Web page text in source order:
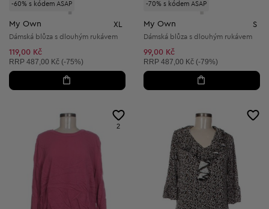
-60% s kódem ASAP
My Own XL
Dámská blůza s dlouhým rukávem
119,00 Kč
Doporučená cena:
RRP 487,00 Kč (-75%)
-70% s kódem ASAP
My Own S
Dámská blůza s dlouhým rukávem
99,00 Kč
Doporučená cena:
RRP 487,00 Kč (-79%)
2